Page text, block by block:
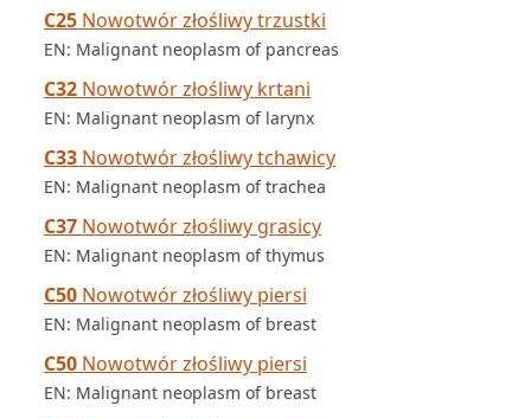
C25 Nowotwór złośliwy trzustki
EN: Malignant neoplasm of pancreas
C32 Nowotwór złośliwy krtani
EN: Malignant neoplasm of larynx
C33 Nowotwór złośliwy tchawicy
EN: Malignant neoplasm of trachea
C37 Nowotwór złośliwy grasicy
EN: Malignant neoplasm of thymus
C50 Nowotwór złośliwy piersi
EN: Malignant neoplasm of breast
C50 Nowotwór złośliwy piersi
EN: Malignant neoplasm of breast